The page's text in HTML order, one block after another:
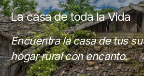
La casa de toda la Vida
Encuentra la casa de tus
hogar rural con encanto.